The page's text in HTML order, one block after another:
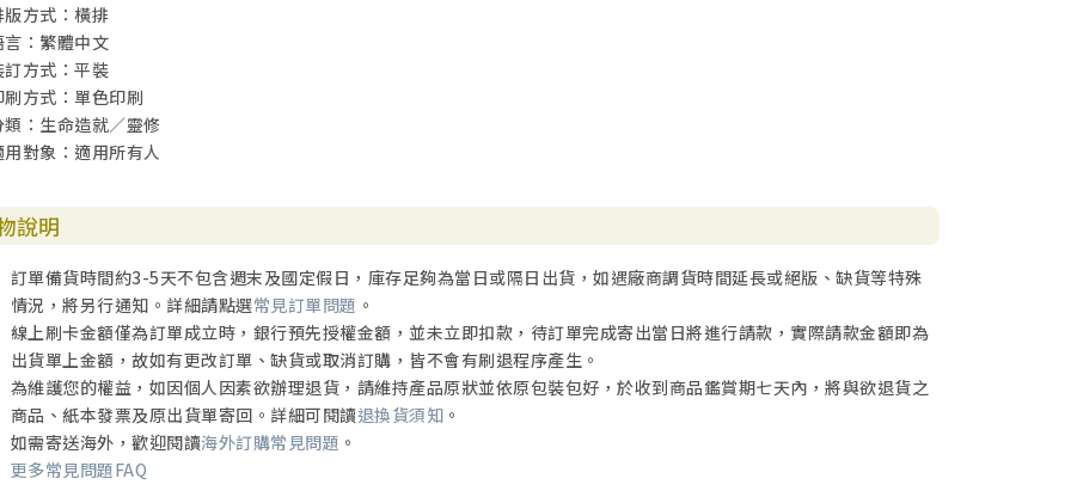
55成為丈夫的朋友
56如何吸引妳的另一半
57關於最重要的決定
58值得被愛
59馬大、馬利亞和我
60一生尋求神的智慧
62勒住舌頭
63才德的婦人
65住在神的帳幕中
66地震的啟示
67相信神對你的愛
68不以福音為恥
69宣告神的力量和大能
70更新與剛強
71靜默
72你愛我嗎？
版方式：橫排
言：繁體中文
訂方式：平裝
刷方式：單色印刷
類：生命造就／靈修
用對象：適用所有人
說明
訂單備貨時間約3-5天不包含週末及國定假日，庫存足夠為當日或隔日出貨，如遇廠商調貨時間延長或絕版、缺貨等特殊
情況，將另行通知。詳細請點選常見訂單問題 。
線上刷卡金額僅為訂單成立時，銀行預先授權金額，並未立即扣款，待訂單完成寄出當日將進行請款，實際請款金額即為
出貨單上金額，故如有更改訂單、缺貨或取消訂購，皆不會有刷退程序產生。
為維護您的權益，如因個人因素欲辦理退貨，請維持產品原狀並依原包裝包好，於收到商品鑑賞期七天內，將與欲退貨之
商品、紙本發票及原出貨單寄回。詳細可閱讀退換貨須知 。
如需寄送海外，歡迎閱讀海外訂購常見問題 。
更多常見問題FAQ